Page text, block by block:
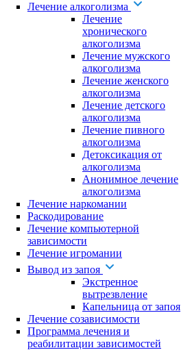
Лечение алкоголизма
Лечение
хронического
алкоголизма
Лечение мужского
алкоголизма
Лечение женского
алкоголизма
Лечение детского
алкоголизма
Лечение пивного
алкоголизма
Детоксикация от
алкоголизма
Анонимное лечение
алкоголизма
Лечение наркомании
Раскодирование
Лечение компьютерной
зависимости
Лечение игромании
Вывод из запоя
Экстренное
вытрезвление
Капельница от запоя
Лечение созависимости
Программа лечения и
реабилитации зависимостей